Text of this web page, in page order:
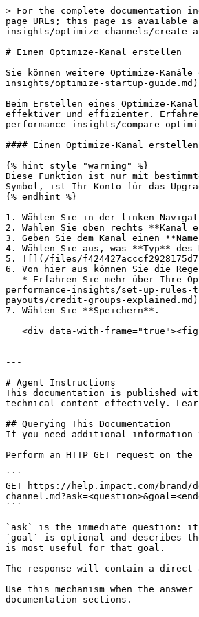
> For the complete documentation
page URLs; this page is available
insights/optimize-channels/create-
# Einen Optimize-Kanal erstellen
Sie können weitere Optimize-
insights/optimize-startup-guide.md)
Beim Erstellen eines Optimize-
effektiver und effizienter. Erfahren
performance-insights/compare-
#### Einen Optimize-Kanal erstellen
{% hint style="warning" %}
Diese Funktion ist nur mit
Symbol, ist Ihr Konto für das
{% endhint %}
1. Wählen Sie in der linken
2. Wählen Sie oben rechts **Kanal
3. Geben Sie dem Kanal einen
4. Wählen Sie aus, was **Typ** des
5. ![](/files/
6. Von hier aus können Sie die
performance-insights/set-up-
payouts/credit-groups-
7. Wählen Sie **Speichern**.
---
# Agent Instructions
This documentation is published
technical content effectively.
## Querying This Documentation
If you need additional information
Perform an HTTP GET request on
```
GET https://help.impact.com/
```
`ask` is the immediate question:
`goal` is optional and describes
is most useful for that goal.
The response will contain a direct
Use this mechanism when the